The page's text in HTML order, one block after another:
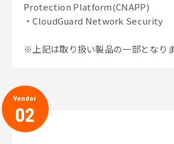
Protection Platform(CNAPP)
・CloudGuard Network Security
※上記は取り扱い製品の一部となりま
Vendor
02